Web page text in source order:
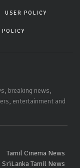
USER POLICY
POLICY
breaking news,
entertainment and
Tamil Cinema News
SriLanka Tamil News